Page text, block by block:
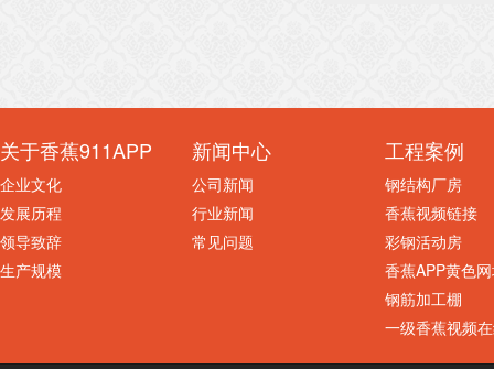
关于香蕉911APP
企业文化
发展历程
领导致辞
生产规模
新闻中心
公司新闻
行业新闻
常见问题
工程案例
钢结构厂房
香蕉视频链接
彩钢活动房
香蕉APP黄色
钢筋加工棚
一级香蕉视频